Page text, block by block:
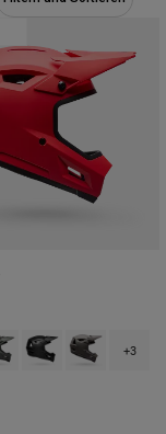
type of Blau/Gelb.
swatch type of
Product swatch
Product+3